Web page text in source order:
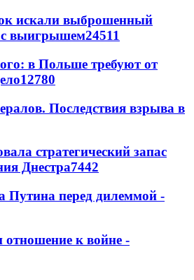
искали выброшенный
с выигрышем24511
в Польше требуют от
12780
Последствия взрыва в
стратегический запас
Днестра7442
Путина перед дилеммой -
отношение к войне -